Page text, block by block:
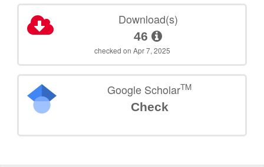
Download(s)
46
checked on Apr 7, 2025
Google ScholarTM
Check